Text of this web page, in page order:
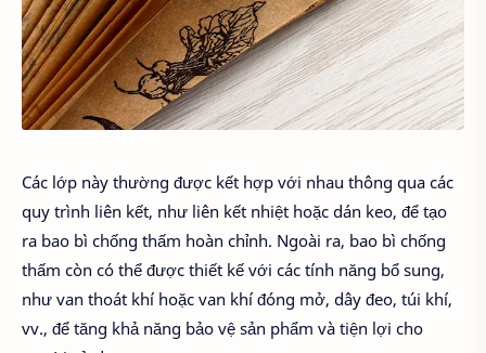
Các lớp này thường được kết hợp với nhau thông qua các
quy trình liên kết, như liên kết nhiệt hoặc dán keo, để tạo
ra bao bì chống thấm hoàn chỉnh. Ngoài ra, bao bì chống
thấm còn có thể được thiết kế với các tính năng bổ sung,
như van thoát khí hoặc van khí đóng mở, dây đeo, túi khí,
vv., để tăng khả năng bảo vệ sản phẩm và tiện lợi cho